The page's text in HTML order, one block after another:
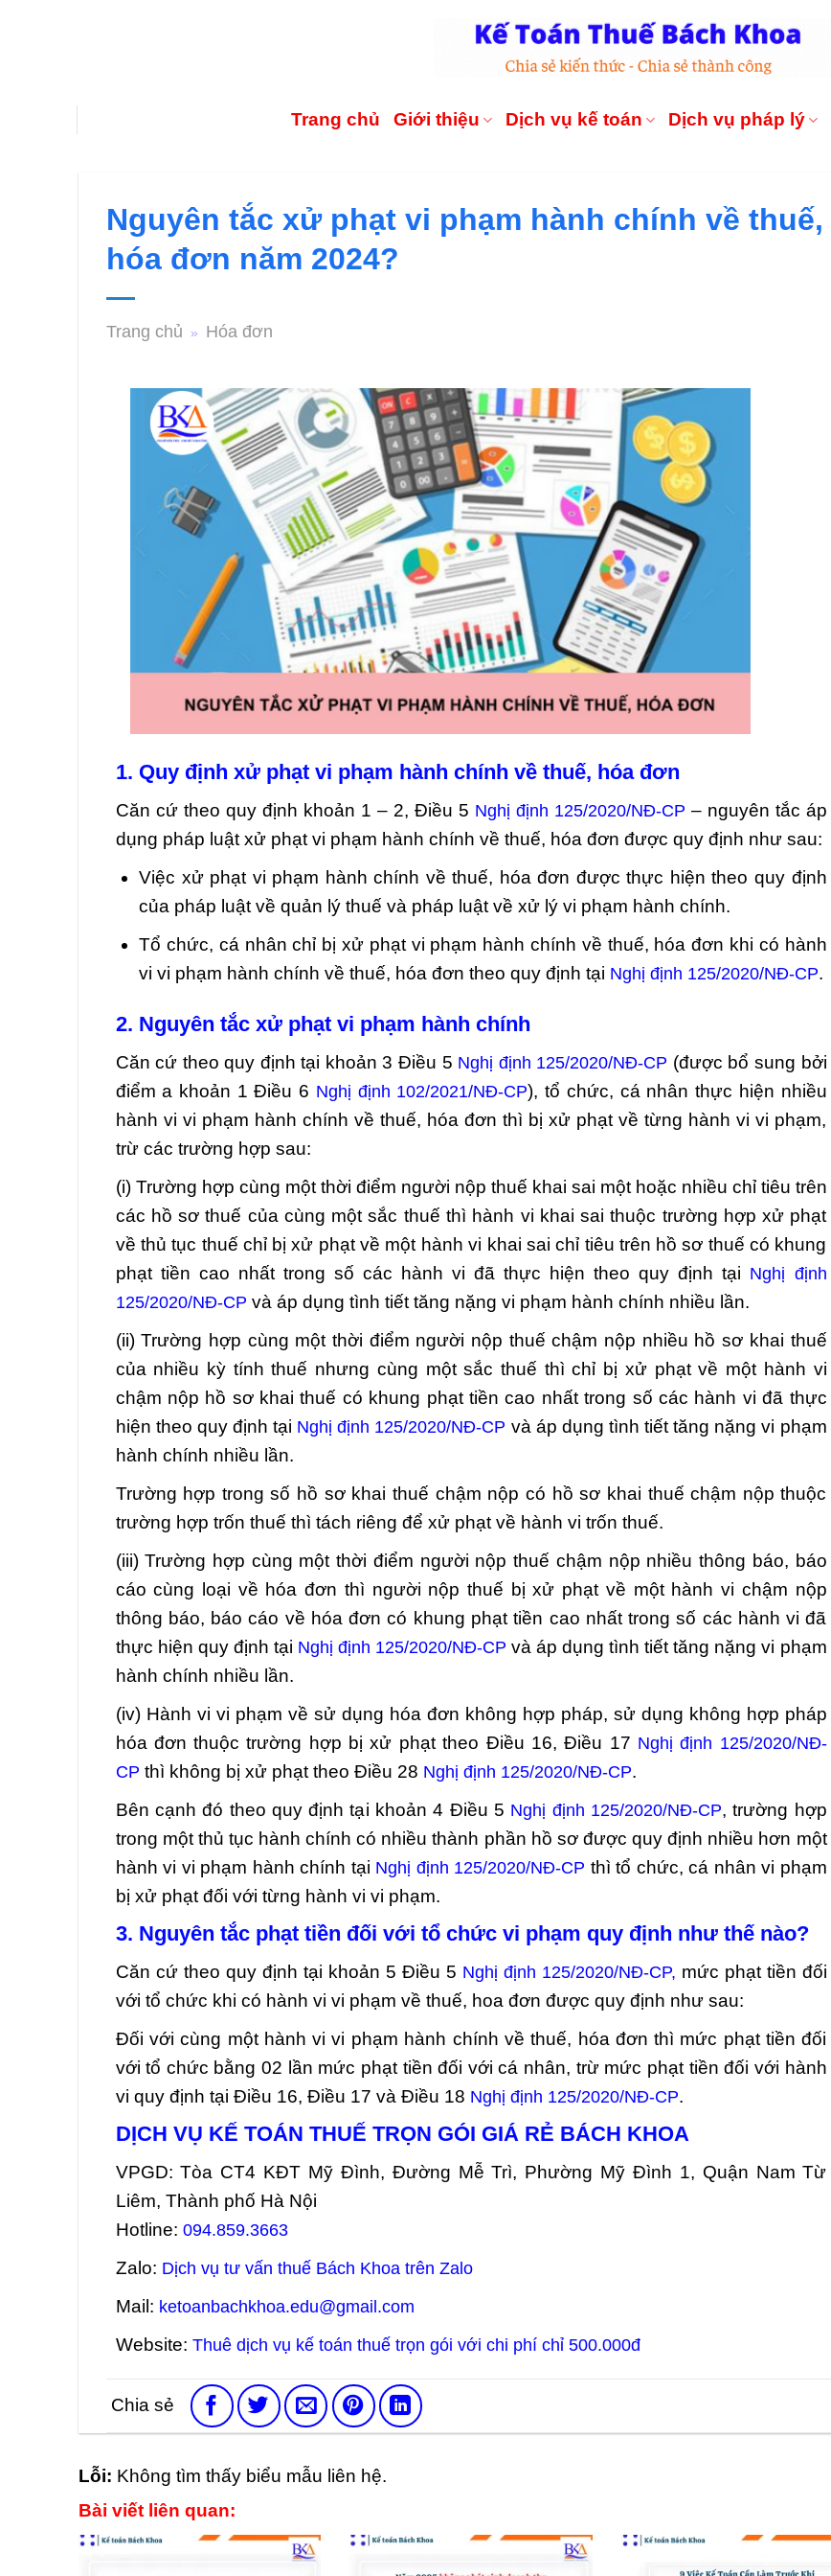
Trang chủ Giới thiệu Dịch vụ kế toán Dịch vụ pháp lý
Nguyên tắc xử phạt vi phạm hành chính về thuế,
hóa đơn năm 2024?
Trang chủ » Hóa đơn
1. Quy định xử phạt vi phạm hành chính về thuế, hóa đơn
Căn cứ theo quy định khoản 1 – 2, Điều 5 Nghị định 125/2020/NĐ-CP – nguyên tắc áp
dụng pháp luật xử phạt vi phạm hành chính về thuế, hóa đơn được quy định như sau:
Việc xử phạt vi phạm hành chính về thuế, hóa đơn được thực hiện theo quy định
của pháp luật về quản lý thuế và pháp luật về xử lý vi phạm hành chính.
Tổ chức, cá nhân chỉ bị xử phạt vi phạm hành chính về thuế, hóa đơn khi có hành
vi vi phạm hành chính về thuế, hóa đơn theo quy định tại Nghị định 125/2020/NĐ-CP.
2. Nguyên tắc xử phạt vi phạm hành chính
Căn cứ theo quy định tại khoản 3 Điều 5 Nghị định 125/2020/NĐ-CP (được bổ sung bởi
điểm a khoản 1 Điều 6 Nghị định 102/2021/NĐ-CP), tổ chức, cá nhân thực hiện nhiều
hành vi vi phạm hành chính về thuế, hóa đơn thì bị xử phạt về từng hành vi vi phạm,
trừ các trường hợp sau:
(i) Trường hợp cùng một thời điểm người nộp thuế khai sai một hoặc nhiều chỉ tiêu trên
các hồ sơ thuế của cùng một sắc thuế thì hành vi khai sai thuộc trường hợp xử phạt
về thủ tục thuế chỉ bị xử phạt về một hành vi khai sai chỉ tiêu trên hồ sơ thuế có khung
phạt tiền cao nhất trong số các hành vi đã thực hiện theo quy định tại Nghị định
125/2020/NĐ-CP và áp dụng tình tiết tăng nặng vi phạm hành chính nhiều lần.
(ii) Trường hợp cùng một thời điểm người nộp thuế chậm nộp nhiều hồ sơ khai thuế
của nhiều kỳ tính thuế nhưng cùng một sắc thuế thì chỉ bị xử phạt về một hành vi
chậm nộp hồ sơ khai thuế có khung phạt tiền cao nhất trong số các hành vi đã thực
hiện theo quy định tại Nghị định 125/2020/NĐ-CP và áp dụng tình tiết tăng nặng vi phạm
hành chính nhiều lần.
Trường hợp trong số hồ sơ khai thuế chậm nộp có hồ sơ khai thuế chậm nộp thuộc
trường hợp trốn thuế thì tách riêng để xử phạt về hành vi trốn thuế.
(iii) Trường hợp cùng một thời điểm người nộp thuế chậm nộp nhiều thông báo, báo
cáo cùng loại về hóa đơn thì người nộp thuế bị xử phạt về một hành vi chậm nộp
thông báo, báo cáo về hóa đơn có khung phạt tiền cao nhất trong số các hành vi đã
thực hiện quy định tại Nghị định 125/2020/NĐ-CP và áp dụng tình tiết tăng nặng vi phạm
hành chính nhiều lần.
(iv) Hành vi vi phạm về sử dụng hóa đơn không hợp pháp, sử dụng không hợp pháp
hóa đơn thuộc trường hợp bị xử phạt theo Điều 16, Điều 17 Nghị định 125/2020/NĐ-
CP thì không bị xử phạt theo Điều 28 Nghị định 125/2020/NĐ-CP.
Bên cạnh đó theo quy định tại khoản 4 Điều 5 Nghị định 125/2020/NĐ-CP, trường hợp
trong một thủ tục hành chính có nhiều thành phần hồ sơ được quy định nhiều hơn một
hành vi vi phạm hành chính tại Nghị định 125/2020/NĐ-CP thì tổ chức, cá nhân vi phạm
bị xử phạt đối với từng hành vi vi phạm.
3. Nguyên tắc phạt tiền đối với tổ chức vi phạm quy định như thế nào?
Căn cứ theo quy định tại khoản 5 Điều 5 Nghị định 125/2020/NĐ-CP, mức phạt tiền đối
với tổ chức khi có hành vi vi phạm về thuế, hoa đơn được quy định như sau:
Đối với cùng một hành vi vi phạm hành chính về thuế, hóa đơn thì mức phạt tiền đối
với tổ chức bằng 02 lần mức phạt tiền đối với cá nhân, trừ mức phạt tiền đối với hành
vi quy định tại Điều 16, Điều 17 và Điều 18 Nghị định 125/2020/NĐ-CP.
DỊCH VỤ KẾ TOÁN THUẾ TRỌN GÓI GIÁ RẺ BÁCH KHOA
VPGD: Tòa CT4 KĐT Mỹ Đình, Đường Mễ Trì, Phường Mỹ Đình 1, Quận Nam Từ
Liêm, Thành phố Hà Nội
Hotline: 094.859.3663
Zalo: Dịch vụ tư vấn thuế Bách Khoa trên Zalo
Mail: ketoanbachkhoa.edu@gmail.com
Website: Thuê dịch vụ kế toán thuế trọn gói với chi phí chỉ 500.000đ
Lỗi: Không tìm thấy biểu mẫu liên hệ.
Bài viết liên quan: